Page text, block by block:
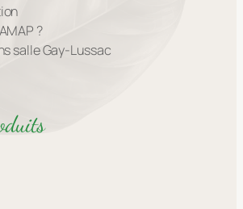
?
salle Gay-Lussac